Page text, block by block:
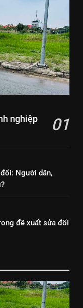
nghiệp 01
Người dân,
đề xuất sửa đổi